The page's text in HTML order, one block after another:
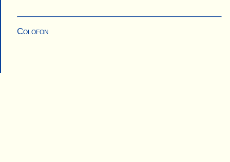
Colofon